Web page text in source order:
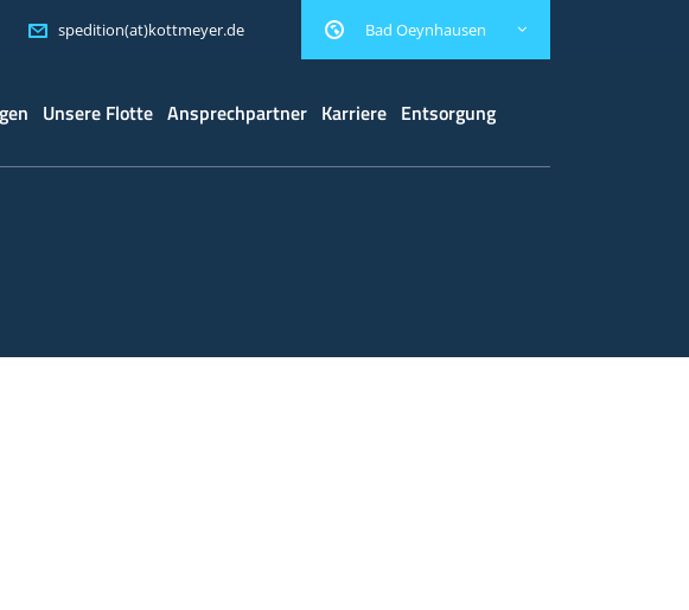
Bad Oeynhausen
spedition(at)kottmeyer.de
Unsere Flotte Ansprechpartner Karriere Entsorgung